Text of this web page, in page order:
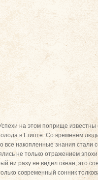
на этом поприще
в Египте. Со временем
накопленные знания стали
не только отражением
ни разу не видел океан, это
современный сонник